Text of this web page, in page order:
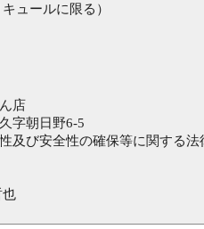
ュールに限る）
店
字朝日野6-5
及び安全性の確保等に関する